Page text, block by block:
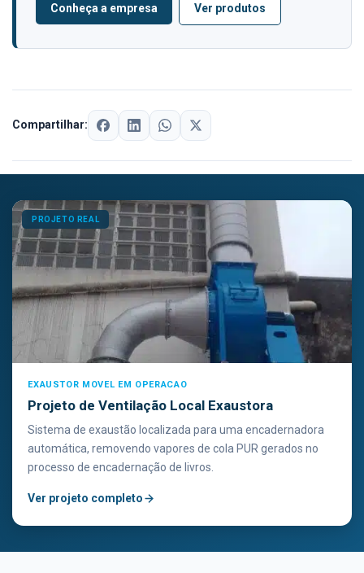
Conheça a empresa Ver produtos
Compartilhar:
PROJETO REAL
EXAUSTOR MOVEL EM OPERACAO
Projeto de Ventilação Local Exaustora
Sistema de exaustão localizada para uma encadernadora
automática, removendo vapores de cola PUR gerados no
processo de encadernação de livros.
Ver projeto completo